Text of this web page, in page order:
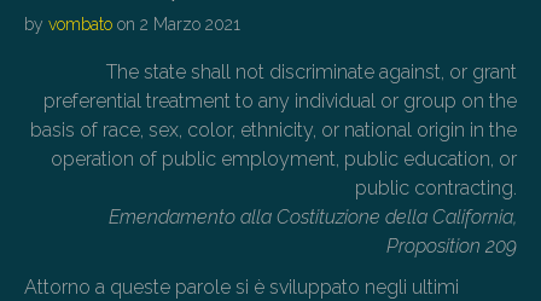
by vombato on 2 Marzo 2021
The state shall not discriminate against, or grant
preferential treatment to any individual or group on the
basis of race, sex, color, ethnicity, or national origin in the
operation of public employment, public education, or
public contracting.
Emendamento alla Costituzione della California,
Proposition 209
Attorno a queste parole si è sviluppato negli ultimi